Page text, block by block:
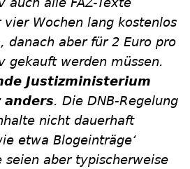
Wochen lang kostenlos
danach aber für 2 Euro pro
gekauft werden müssen.
Justizministerium
anders. Die DNB-Regelung
nicht dauerhaft
etwa Blogeinträge‘
seien aber typischerweise